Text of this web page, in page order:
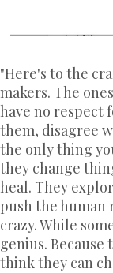
‎"Here's to the
makers. The
have no respect
them, disagree
the only thing
they change
heal. They
push the human
crazy. While
genius.
think they can